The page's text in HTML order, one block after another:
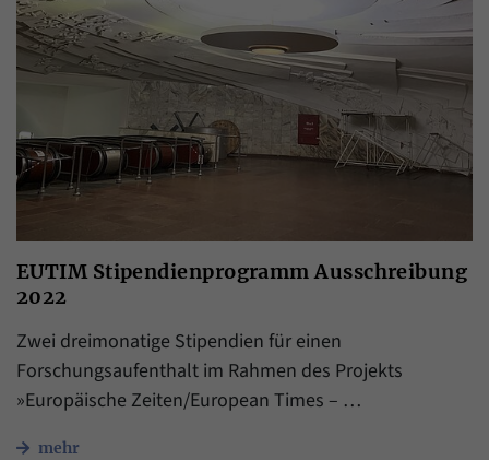
EUTIM Stipendienprogramm Ausschreibung
2022
Zwei dreimonatige Stipendien für einen
Forschungsaufenthalt im Rahmen des Projekts
»Europäische Zeiten/European Times – …
mehr